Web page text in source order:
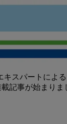
キスパートによ
記事が始まりま